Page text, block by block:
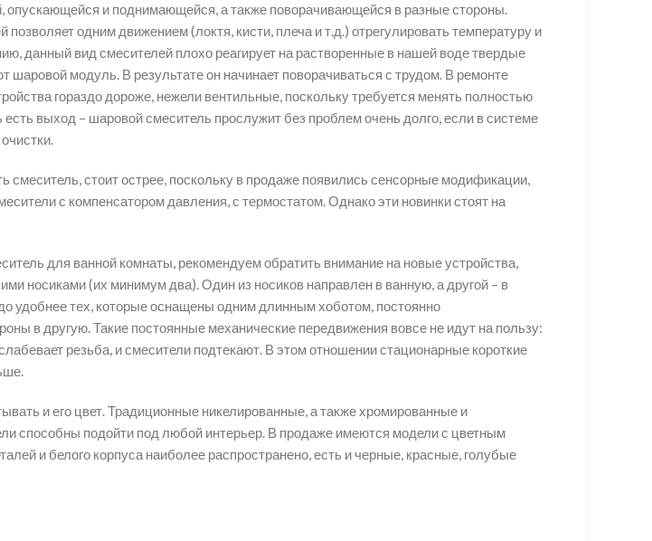
опускающейся и поднимающейся, а также поворачивающейся в разные стороны.
одним движением (локтя, кисти, плеча и т.д.) отрегулировать температуру и
данный вид смесителей плохо реагирует на растворенные в нашей воде твердые
шаровой модуль. В результате он начинает поворачиваться с трудом. В ремонте
гораздо дороже, нежели вентильные, поскольку требуется менять полностью
выход – шаровой смеситель прослужит без проблем очень долго, если в системе
смеситель, стоит острее, поскольку в продаже появились сенсорные модификации,
с компенсатором давления, с термостатом. Однако эти новинки стоят на
для ванной комнаты, рекомендуем обратить внимание на новые устройства,
носиками (их минимум два). Один из носиков направлен в ванную, а другой – в
удобнее тех, которые оснащены одним длинным хоботом, постоянно
в другую. Такие постоянные механические передвижения вовсе не идут на пользу:
резьба, и смесители подтекают. В этом отношении стационарные короткие
и его цвет. Традиционные никелированные, а также хромированные и
способны подойти под любой интерьер. В продаже имеются модели с цветным
и белого корпуса наиболее распространено, есть и черные, красные, голубые